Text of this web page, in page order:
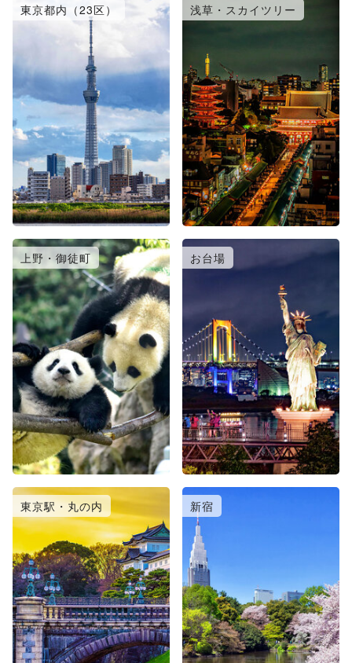
東京都内（23区） 浅草・スカイツリー
上野・御徒町 お台場
東京駅・丸の内 新宿